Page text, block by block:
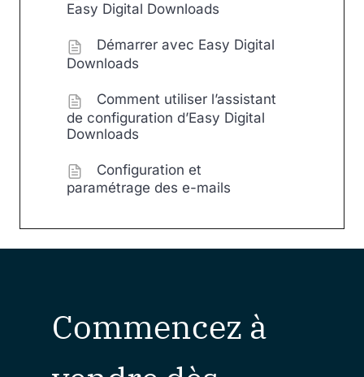
Easy Digital Downloads
Démarrer avec Easy Digital
Downloads
Comment utiliser l’assistant
de configuration d’Easy Digital
Downloads
Configuration et
paramétrage des e-mails
Commencez à